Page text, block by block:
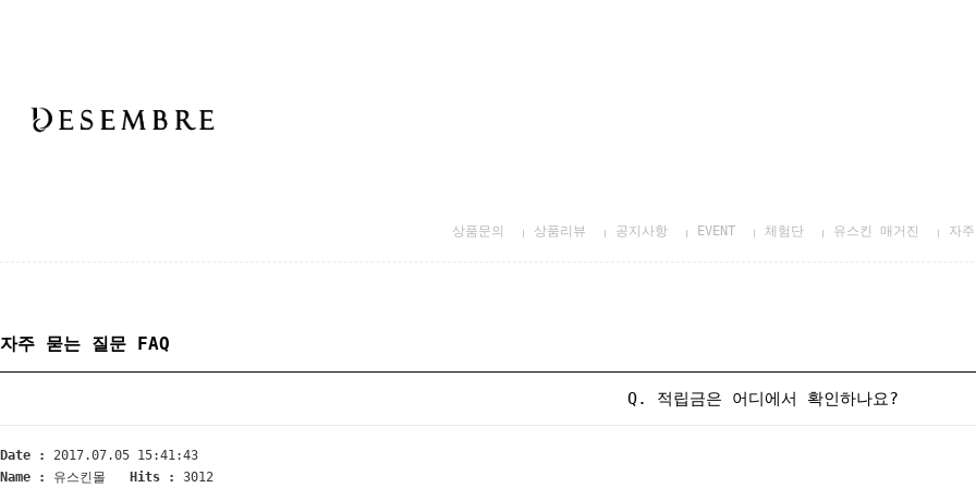
상품문의 상품리뷰 공지사항 EVENT 체험단 유스킨 매거진 자
자주 묻는 질문 FAQ
Q. 적립금은 어디에서 확인하나요?
Date :
2017.07.05 15:41:43
Name :
유스킨몰 Hits : 3012